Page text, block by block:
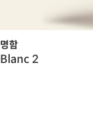
명함
Blanc 2